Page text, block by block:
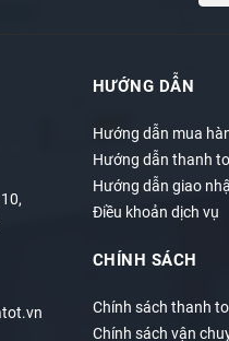
HƯỚNG DẪN
Hướng dẫn mua
Hướng dẫn thanh
Hướng dẫn giao
Điều khoản dịch vụ
CHÍNH SÁCH
Chính sách thanh
Chính sách vận